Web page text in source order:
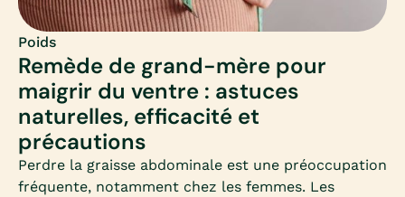
Poids
Remède de grand-mère pour
maigrir du ventre : astuces
naturelles, efficacité et
précautions
Perdre la graisse abdominale est une préoccupation
fréquente, notamment chez les femmes. Les